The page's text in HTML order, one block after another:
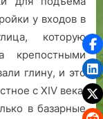
у входов в
которую
крепостными
глину, и это
с XIV века.
в базарные